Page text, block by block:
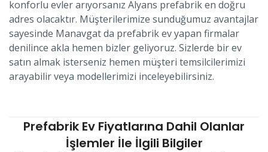
konforlu evler arıyorsanız Alyans prefabrik en doğru
adres olacaktır. Müşterilerimize sunduğumuz avantajlar
sayesinde Manavgat da prefabrik ev yapan firmalar
denilince akla hemen bizler geliyoruz. Sizlerde bir ev
satın almak isterseniz hemen müşteri temsilcilerimizi
arayabilir veya modellerimizi inceleyebilirsiniz.
Prefabrik Ev Fiyatlarına Dahil Olanlar
İşlemler İle İlgili Bilgiler